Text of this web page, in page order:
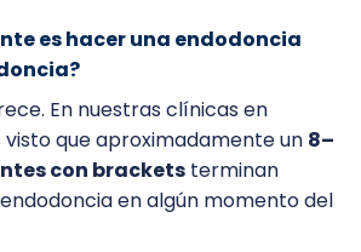
es hacer una endodoncia
En nuestras clínicas en
visto que aproximadamente un 8–
con brackets terminan
en algún momento del